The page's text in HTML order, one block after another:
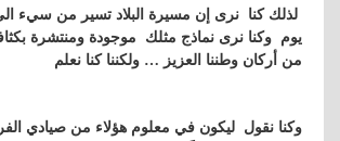
لذلك كنا نرى إن مسيرة البلاد تسير من سيء
يوم وكنا نرى نماذج مثلك موجودة ومنتشرة
من أركان وطننا العزيز … ولكننا كنا نعلم
وكنا نقول ليكون في معلوم هؤلاء من صيادي